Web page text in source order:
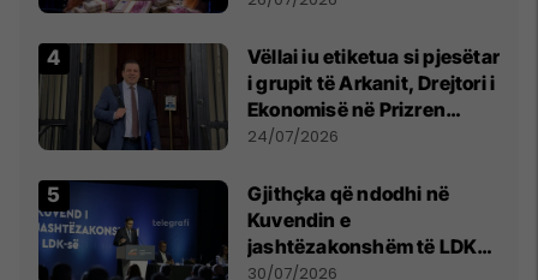
Vëllai iu etiketua si pjesëtar
i grupit të Arkanit, Drejtori i
Ekonomisë në Prizren
mohon pretendimet
24/07/2026
Gjithçka që ndodhi në
Kuvendin e
jashtëzakonshëm të LDK-
së
30/07/2026